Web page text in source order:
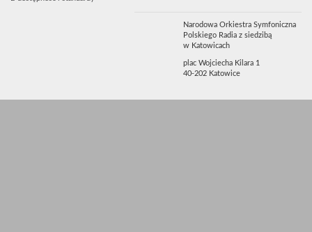
Narodowa Orkiestra Symfoniczna
Polskiego Radia z siedzibą
w Katowicach
plac Wojciecha Kilara 1
40-202 Katowice